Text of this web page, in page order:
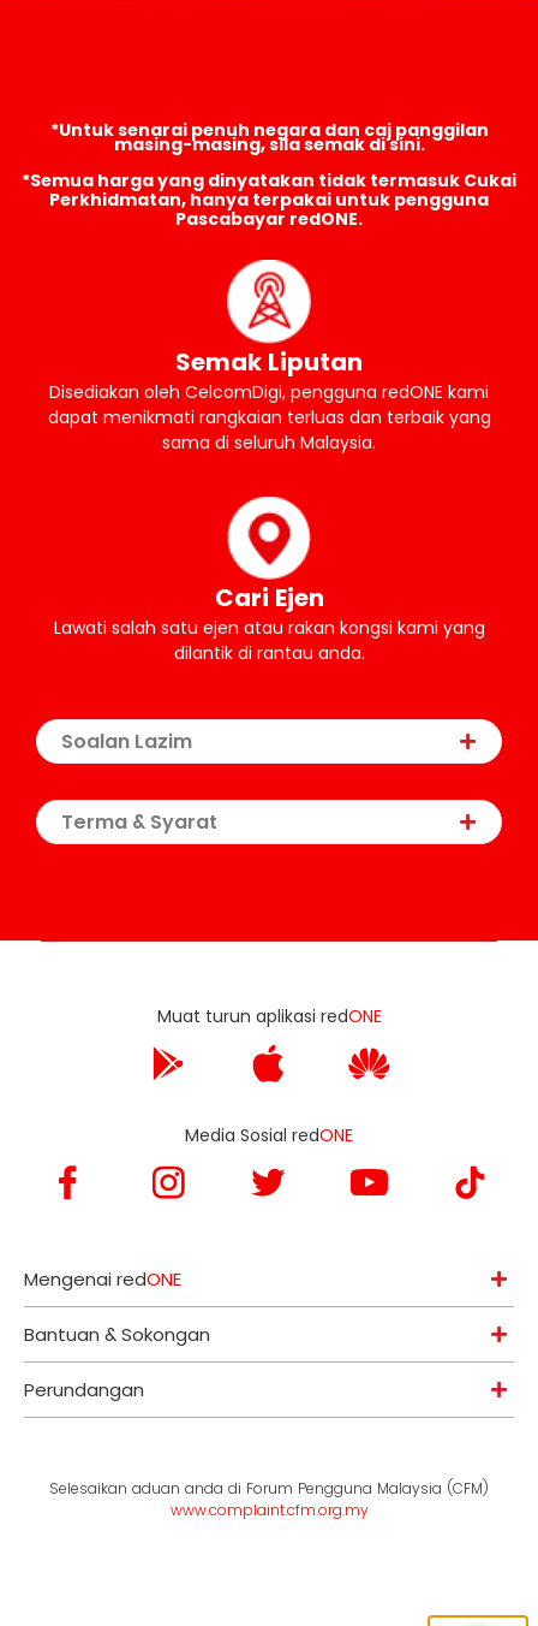
*Untuk senarai penuh negara dan caj panggilan
masing-masing, sila semak di sini.
*Semua harga yang dinyatakan tidak termasuk Cukai
Perkhidmatan, hanya terpakai untuk pengguna
Pascabayar redONE.
Semak Liputan
Disediakan oleh CelcomDigi, pengguna redONE kami
dapat menikmati rangkaian terluas dan terbaik yang
sama di seluruh Malaysia.
Cari Ejen
Lawati salah satu ejen atau rakan kongsi kami yang
dilantik di rantau anda.
Soalan Lazim
Terma & Syarat
Muat turun aplikasi redONE
Media Sosial redONE
Mengenai redONE
Bantuan & Sokongan
Perundangan
Selesaikan aduan anda di Forum Pengguna Malaysia (CFM)
www.complaint.cfm.org.my